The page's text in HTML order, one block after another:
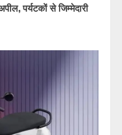
पर्यटकों से जिम्मेदारी